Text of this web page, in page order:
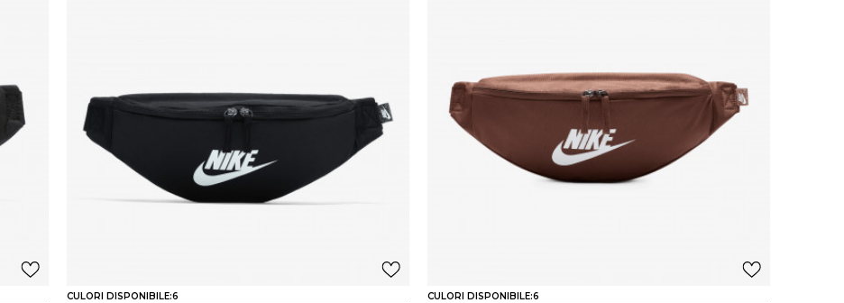
CULORI DISPONIBILE:6 CULORI DISPONIBILE:6